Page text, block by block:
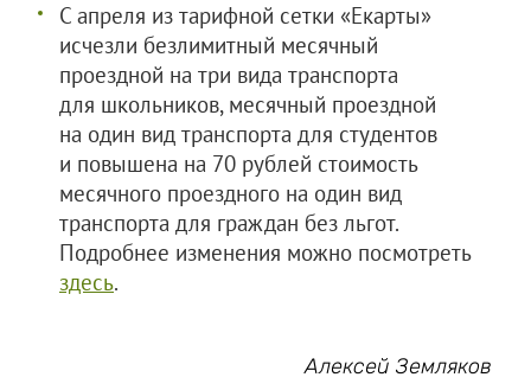
С апреля из тарифной сетки «Екарты»
исчезли безлимитный месячный
проездной на три вида транспорта
для школьников, месячный проездной
на один вид транспорта для студентов
и повышена на 70 рублей стоимость
месячного проездного на один вид
транспорта для граждан без льгот.
Подробнее изменения можно посмотреть
здесь.
Алексей Земляков